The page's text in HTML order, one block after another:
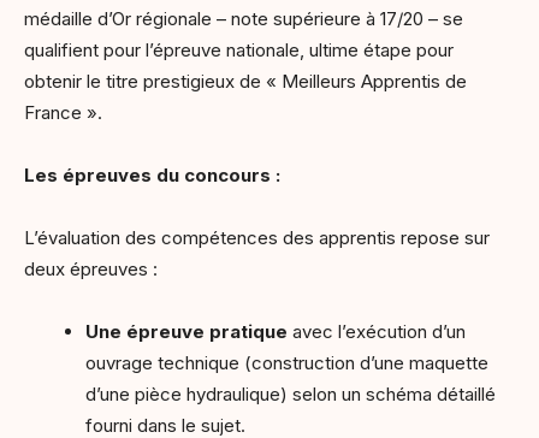
médaille d’Or régionale – note supérieure à 17/20 – se
qualifient pour l’épreuve nationale, ultime étape pour
obtenir le titre prestigieux de « Meilleurs Apprentis de
France ».
Les épreuves du concours :
L’évaluation des compétences des apprentis repose sur
deux épreuves :
Une épreuve pratique avec l’exécution d’un
ouvrage technique (construction d’une maquette
d’une pièce hydraulique) selon un schéma détaillé
fourni dans le sujet.